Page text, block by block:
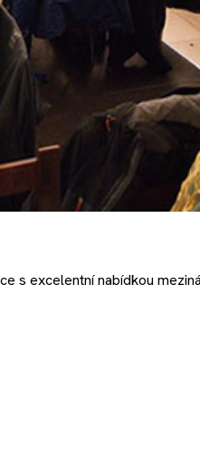
s excelentní nabídkou